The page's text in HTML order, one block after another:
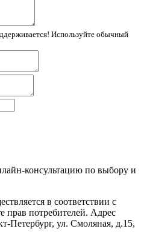
Используйте обычный
консультацию по выбору и
в соответствии с
прав потребителей. Адрес
Петербург, ул. Смоляная, д.15,